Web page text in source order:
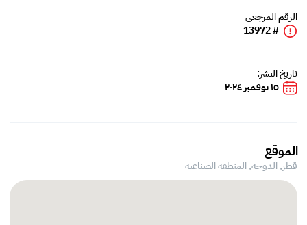
الرقم المرجعي
# 13972
تاريخ النشر:
١٥ نوفمبر ٢٠٢٤
الموقع
قطر, الدوحة,المنطقة الصناعية